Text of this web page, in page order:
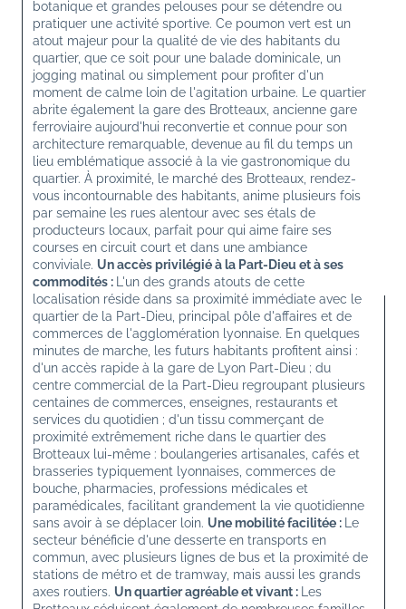
botanique et grandes pelouses pour se détendre ou
pratiquer une activité sportive. Ce poumon vert est un
atout majeur pour la qualité de vie des habitants du
quartier, que ce soit pour une balade dominicale, un
jogging matinal ou simplement pour profiter d'un
moment de calme loin de l'agitation urbaine. Le quartier
abrite également la gare des Brotteaux, ancienne gare
ferroviaire aujourd'hui reconvertie et connue pour son
architecture remarquable, devenue au fil du temps un
lieu emblématique associé à la vie gastronomique du
quartier. À proximité, le marché des Brotteaux, rendez-
vous incontournable des habitants, anime plusieurs fois
par semaine les rues alentour avec ses étals de
producteurs locaux, parfait pour qui aime faire ses
courses en circuit court et dans une ambiance
conviviale. Un accès privilégié à la Part-Dieu et à ses
commodités : L'un des grands atouts de cette
localisation réside dans sa proximité immédiate avec le
quartier de la Part-Dieu, principal pôle d'affaires et de
commerces de l'agglomération lyonnaise. En quelques
minutes de marche, les futurs habitants profitent ainsi :
d'un accès rapide à la gare de Lyon Part-Dieu ; du
centre commercial de la Part-Dieu regroupant plusieurs
centaines de commerces, enseignes, restaurants et
services du quotidien ; d'un tissu commerçant de
proximité extrêmement riche dans le quartier des
Brotteaux lui-même : boulangeries artisanales, cafés et
brasseries typiquement lyonnaises, commerces de
bouche, pharmacies, professions médicales et
paramédicales, facilitant grandement la vie quotidienne
sans avoir à se déplacer loin. Une mobilité facilitée : Le
secteur bénéficie d'une desserte en transports en
commun, avec plusieurs lignes de bus et la proximité de
stations de métro et de tramway, mais aussi les grands
axes routiers. Un quartier agréable et vivant : Les